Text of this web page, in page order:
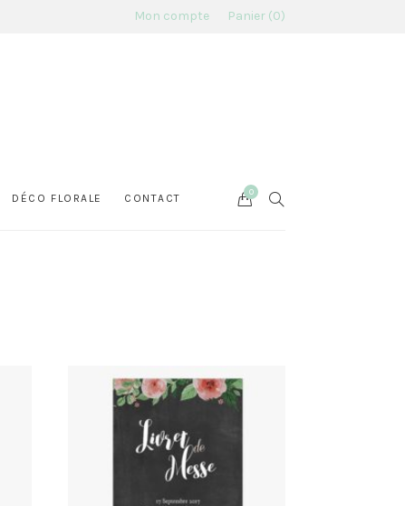
Mon compte Panier 0
DÉCO FLORALE CONTACT SEARCH
Cart
0